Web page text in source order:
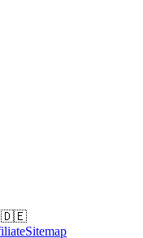
🇩🇪
Sitemap